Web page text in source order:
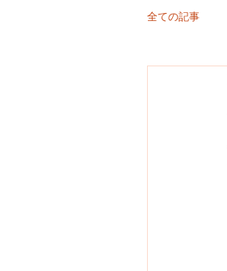
全ての記事